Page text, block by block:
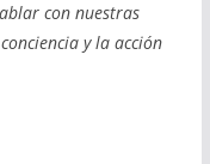
con nuestras
y la acción